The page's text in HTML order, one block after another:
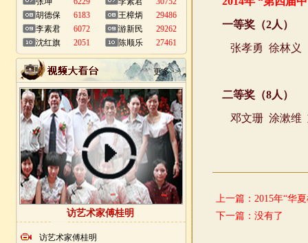
胡德保
6183
李素君
6072
沈红旗
2051
王樟炳
29486
游新民
29262
陈顺乐
27461
更多>>
访艺术家傅桂明
访艺术家傅桂明
上一篇： 2015年“华
下一篇：没有了